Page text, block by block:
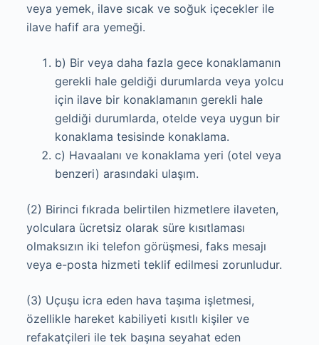
veya yemek, ilave sıcak ve soğuk içecekler ile
ilave hafif ara yemeği.
b) Bir veya daha fazla gece konaklamanın
gerekli hale geldiği durumlarda veya yolcu
için ilave bir konaklamanın gerekli hale
geldiği durumlarda, otelde veya uygun bir
konaklama tesisinde konaklama.
c) Havaalanı ve konaklama yeri (otel veya
benzeri) arasındaki ulaşım.
(2) Birinci fıkrada belirtilen hizmetlere ilaveten,
yolculara ücretsiz olarak süre kısıtlaması
olmaksızın iki telefon görüşmesi, faks mesajı
veya e-posta hizmeti teklif edilmesi zorunludur.
(3) Uçuşu icra eden hava taşıma işletmesi,
özellikle hareket kabiliyeti kısıtlı kişiler ve
refakatçileri ile tek başına seyahat eden